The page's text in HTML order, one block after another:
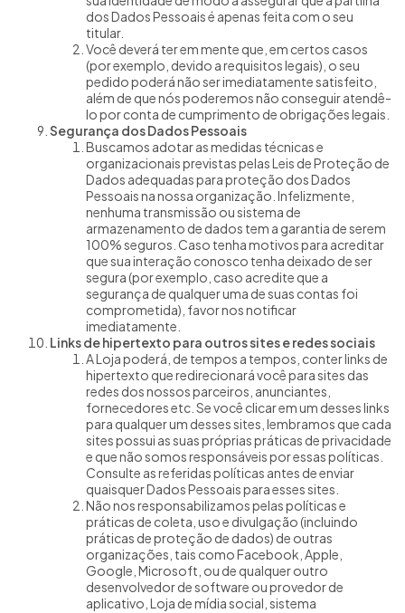
dos Dados Pessoais é apenas feita com o seu
titular.
Você deverá ter em mente que, em certos casos
(por exemplo, devido a requisitos legais), o seu
pedido poderá não ser imediatamente satisfeito,
além de que nós poderemos não conseguir atendê-
lo por conta de cumprimento de obrigações legais.
Segurança dos Dados Pessoais
Buscamos adotar as medidas técnicas e
organizacionais previstas pelas Leis de Proteção de
Dados adequadas para proteção dos Dados
Pessoais na nossa organização. Infelizmente,
nenhuma transmissão ou sistema de
armazenamento de dados tem a garantia de serem
100% seguros. Caso tenha motivos para acreditar
que sua interação conosco tenha deixado de ser
segura (por exemplo, caso acredite que a
segurança de qualquer uma de suas contas foi
comprometida), favor nos notificar
imediatamente.
Links de hipertexto para outros sites e redes sociais
A Loja poderá, de tempos a tempos, conter links de
hipertexto que redirecionará você para sites das
redes dos nossos parceiros, anunciantes,
fornecedores etc. Se você clicar em um desses links
para qualquer um desses sites, lembramos que cada
sites possui as suas próprias práticas de privacidade
e que não somos responsáveis por essas políticas.
Consulte as referidas políticas antes de enviar
quaisquer Dados Pessoais para esses sites.
Não nos responsabilizamos pelas políticas e
práticas de coleta, uso e divulgação (incluindo
práticas de proteção de dados) de outras
organizações, tais como Facebook, Apple,
Google, Microsoft, ou de qualquer outro
desenvolvedor de software ou provedor de
aplicativo, Loja de mídia social, sistema